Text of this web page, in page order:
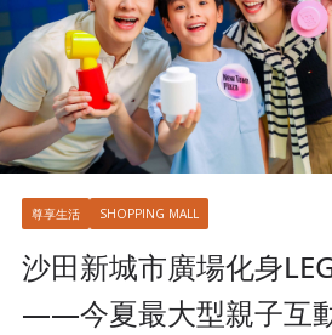
尊享生活 SHOPPING MALL
沙田新城市廣場化身
——今夏最大型親子互